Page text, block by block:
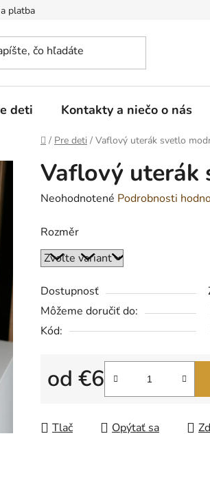
platba
deti Kontakty a niečo o nás
Domov
/ Pre deti / Vaflový uterák svetlo
Vaflový uterák
Priemerné
produktu
je
0,0
z
5
hviezdičiek.
Neohodnotené Podrobnosti
Rozměr
Dostupnosť
Môžeme doručiť do:
Kód:
od €6
Jednotková cena:
Tlač Opýtať sa